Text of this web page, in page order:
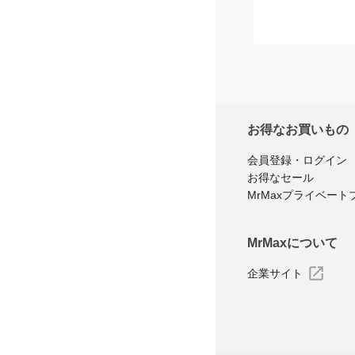
お得なお買いもの
会員登録・ログイン
お得なセール
MrMaxプライベート
MrMaxについて
企業サイト